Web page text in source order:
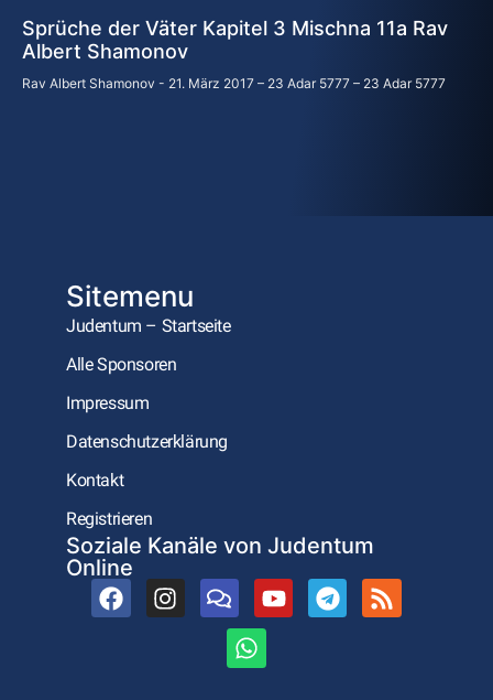
Sprüche der Väter Kapitel 3 Mischna 11a Rav
Albert Shamonov
Rav Albert Shamonov 21. März 2017 – 23 Adar 5777 – 23 Adar 5777
Sitemenu
Judentum – Startseite
Alle Sponsoren
Impressum
Datenschutzerklärung
Kontakt
Registrieren
Soziale Kanäle von Judentum
Online